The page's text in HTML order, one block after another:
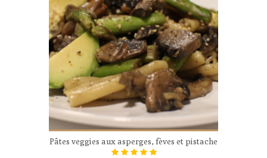
Pâtes veggies aux asperges, fèves et pistache